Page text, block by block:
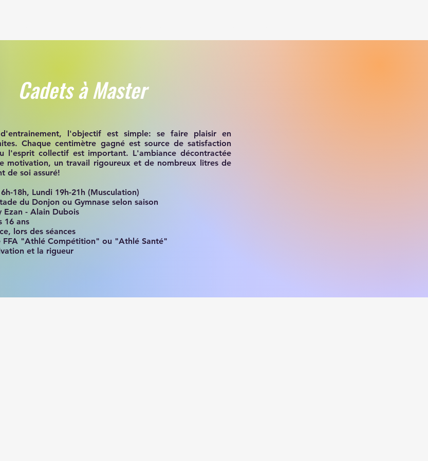
Cadets à Master
l'objectif est simple: se faire plaisir en
. Chaque centimètre gagné est source de satisfaction
l'esprit collectifest important. L'ambiance décontractée
motivation, un travail rigoureux et de nombreux litres de
de soi assuré!
18h, Lundi 19h-21h (Musculation)
du Donjon ou Gymnase selon saison
Ezan - Alain Dubois
16 ans
lors des séances
FFA "Athlé Compétition" ou "Athlé Santé"
et la rigueur